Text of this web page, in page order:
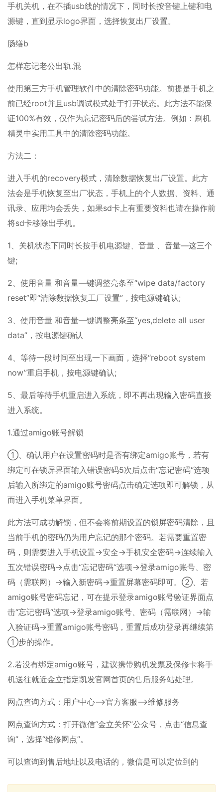
手机关机，在不插usb线的情况下，同时长按音键上键和电
源键，直到显示logo界面，选择恢复出厂设置。
肠缮b
怎样忘记老公出轨.混
使用第三方手机管理软件中的清除密码功能。前提是手机之
前已经root并且usb调试模式处于打开状态。此方法不能保
证100%有效，仅作为忘记密码后的尝试方法。例如：刷机
精灵中实用工具中的清除密码功能。
方法二：
进入手机的recovery模式，清除数据恢复出厂设置。此方
法会是手机恢复至出厂状态，手机上的个人数据、资料、通
讯录、应用均会丢失，如果sd卡上有重要资料也请在操作前
将sd卡移除出手机。
1、关机状态下同时长按手机电源键、音量 、音量—这三个
键;
2、使用音量 和音量—键调整亮条至“wipe data/factory
reset”即“清除数据恢复工厂设置”，按电源键确认;
3、使用音量 和音量—键调整亮条至“yes,delete all user
data”，按电源键确认
4、等待一段时间至出现一下画面，选择“reboot system
now”重启手机，按电源键确认;
5、最后等待手机重启进入系统，即不再出现输入密码直接
进入系统。
1.通过amigo账号解锁
①、确认用户在设置密码时是否有绑定amigo账号，若有
绑定可在锁屏界面输入错误密码5次后点击“忘记密码“选项
后输入所绑定的amigo账号密码点击确定选项即可解锁，从
而进入手机菜单界面。
此方法可成功解锁，但不会将前期设置的锁屏密码清除，且
当前手机的密码仍为用户忘记的那个密码。若需要重置密
码，则需要进入手机设置→安全→手机安全密码→连续输入
五次错误密码→点击“忘记密码“选项→登录amigo账号、密
码（需联网）→输入新密码→重置屏幕密码即可。②、若
amigo账号密码忘记，可在提示登录amigo账号验证界面点
击“忘记密码“选项→登录amigo账号、密码（需联网）→输
入验证码→重置amigo账号密码，重置后成功登录再继续第
①步的操作。
2.若没有绑定amigo账号，建议携带购机发票及保修卡将手
机送往就近金立指定凯发官网首页的售后服务站处理。
网点查询方式：用户中心-->官方客服-->维修服务
网点查询方式：打开微信“金立关怀”公众号，点击“信息查
询”，选择“维修网点”。
可以查询到售后地址以及电话的，微信是可以定位到的